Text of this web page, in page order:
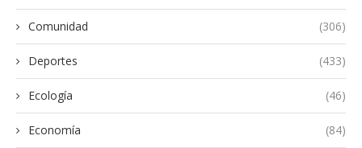
Comunidad (306)
Deportes (433)
Ecología (46)
Economía (84)